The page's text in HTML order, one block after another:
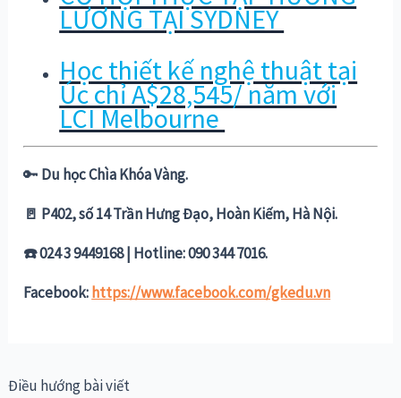
LƯƠNG TẠI SYDNEY
Học thiết kế nghệ thuật tại
Úc chỉ A$28,545/ năm với
LCI Melbourne
🔑 Du học Chìa Khóa Vàng.
🚪 P402, số 14 Trần Hưng Đạo, Hoàn Kiếm, Hà Nội.
☎️ 024 3 9449168 | Hotline: 090 344 7016.
Facebook: https://www.facebook.com/gkedu.vn
Điều hướng bài viết